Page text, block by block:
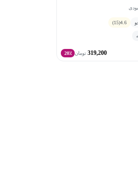
کاربردی و در عین حال جذاب باشد.
بر این است که با استفاده از
بتوانید به راحتی آن را در امتحانات و
4.6
(15)
319,200 تومان 20٪